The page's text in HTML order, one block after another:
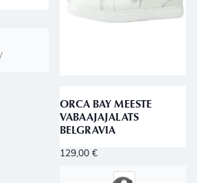
ORCA BAY MEESTE
VABAAJAJALATS
BELGRAVIA
129,00 €